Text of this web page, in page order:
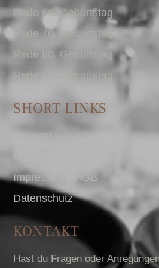
Rede 60. Geburtstag
Rede 70. Geburtstag
Rede 80. Geburtstag
Rede 90. Geburtstag
SHORT LINKS
Account
Impressum I AGB
Datenschutz
KONTAKT
Hast du Fragen oder